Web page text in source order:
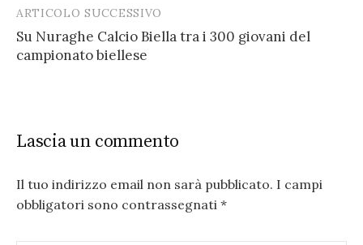
ARTICOLO SUCCESSIVO
Su Nuraghe Calcio Biella tra i 300 giovani del
campionato biellese
Lascia un commento
Il tuo indirizzo email non sarà pubblicato. I campi
obbligatori sono contrassegnati *